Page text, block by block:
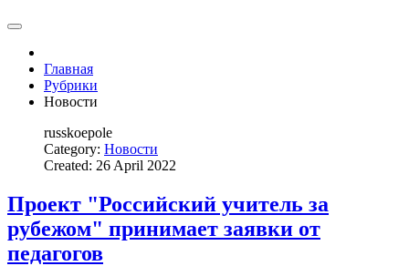
Главная
Рубрики
Новости
russkoepole
Category: Новости
Created: 26 April 2022
Проект "Российский учитель за
рубежом" принимает заявки от
педагогов